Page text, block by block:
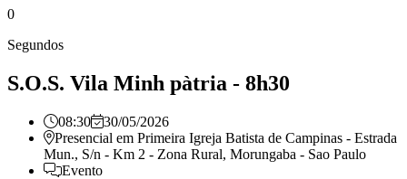
0
Segundos
S.O.S. Vila Minh pàtria - 8h30
08:30
30/05/2026
Presencial em Primeira Igreja Batista de Campinas - Estrada
Mun., S/n - Km 2 - Zona Rural, Morungaba - Sao Paulo
Evento